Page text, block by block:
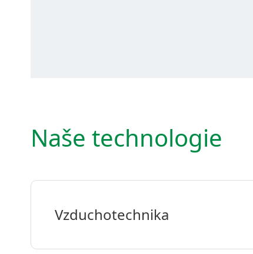
Naše technologie
Vzduchotechnika